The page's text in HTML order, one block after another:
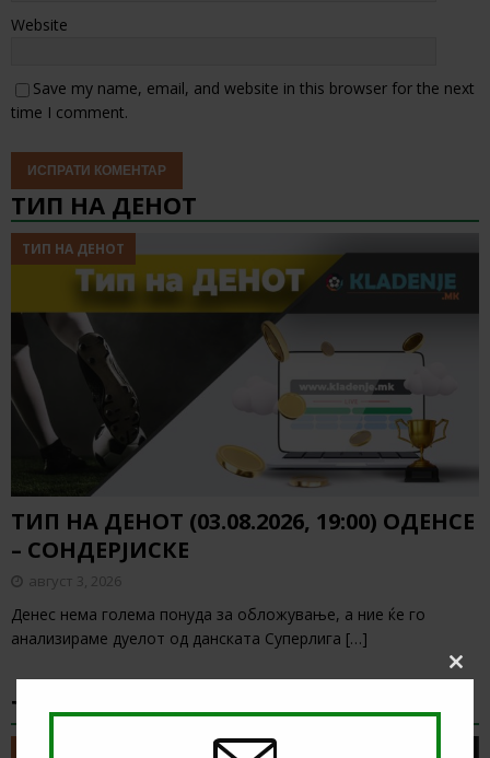
Website
Save my name, email, and website in this browser for the next
time I comment.
ТИП НА ДЕНОТ
ТИП НА ДЕНОТ
ТИП НА ДЕНОТ (03.08.2026, 19:00) ОДЕНСЕ
– СОНДЕРЈИСКЕ
август 3, 2026
Денес нема голема понуда за обложување, а ние ќе го
анализираме дуелот од данската Суперлига […]
ТИКЕТ НА ДЕНОТ